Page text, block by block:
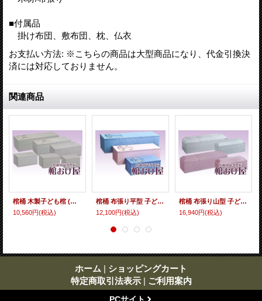
■付属品
掛け布団、敷布団、枕、仏衣
お支払い方法: ※こちらの商品は大型商品になり、代金引換決
済には対応しておりません。
関連商品
棺桶 木製子ども棺 (赤ちゃん用、ペット用) 木棺 1尺(30cm)〜5尺(150cm) 掛け布団、敷布団、枕 付属 葬儀用品
10,560円(税込)
棺桶 布張り平型 子ども棺（赤ちゃん用、ペット用） (ブルー・ピンク) 2尺(60cm)〜4尺(120cm) 掛け布団、敷布団、枕 付属 葬儀用品
12,100円(税込)
棺桶 布張り山型 子ども棺（赤ちゃん用、ペット用）(ホワイト・ピンク) 2.6尺(78cm)、4.5尺(136cm) 掛け布団、敷布団、枕 付属 葬儀用品
16,940円(税込)
ホーム | ショッピングカート
特定商取引法表示 | ご利用案内
PCサイト